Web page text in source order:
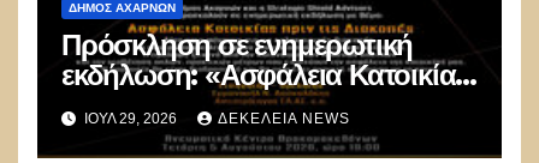
ΔΉΜΟΣ ΑΧΑΡΝΏΝ
Πρόσκληση σε ενημερωτική
εκδήλωση: «Ασφάλεια Κατοικίας
πριν τις Διακοπές»
ΙΟΎΛ 29, 2026 ΔΕΚΈΛΕΙΑ NEWS